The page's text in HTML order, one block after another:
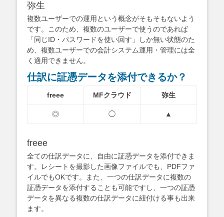
弥生
複数ユーザーでの運用という概念がそもそもないよう
です。このため、複数のユーザーで使うのであれば
「同じID・パスワードを使い回す」しか無い状態のた
め、複数ユーザーでの会計システム運用・管理には全
く適用できません。
仕訳に証憑データを添付できるか？
freee MFクラウド 弥生
◎ ◯ ▲
freee
全ての仕訳データに、自由に証憑データを添付できま
す。レシートを撮影した画像ファイルでも、PDFファ
イルでもOKです。また、一つの仕訳データに複数の
証憑データを添付することも可能ですし、一つの証憑
データを異なる複数の仕訳データに紐付ける事も出来
ます。